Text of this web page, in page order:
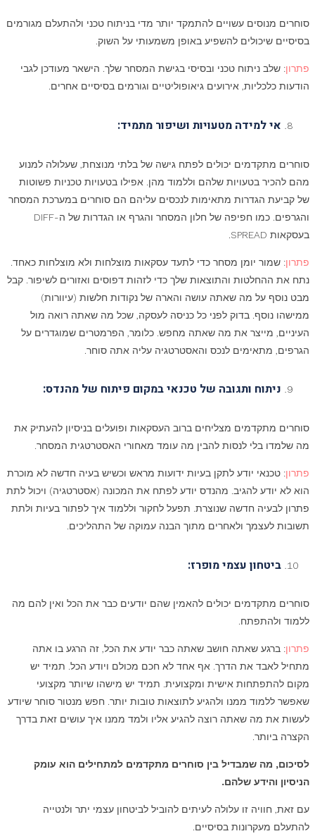
סוחרים מנוסים עשויים להתמקד יותר מדי בניתוח טכני ולהתעלם מגורמים
בסיסיים שיכולים להשפיע באופן משמעותי על השוק.
פתרון: שלב ניתוח טכני ובסיסי בגישת המסחר שלך. הישאר מעודכן לגבי
הודעות כלכליות, אירועים גיאופוליטיים וגורמים בסיסיים אחרים.
אי למידה מטעויות ושיפור מתמיד:
סוחרים מתקדמים יכולים לפתח גישה של בלתי מנוצחת, שעלולה למנוע
מהם להכיר בטעויות שלהם וללמוד מהן. אפילו בטעויות טכניות פשוטות
של קביעת הגדרות מתאימות לנכסים עליהם הם סוחרים במערכת המסחר
והגרפים. כמו חפיפה של חלון המסחר והגרף או הגדרות של ה-DIFF
בעסקאות SPREAD.
פתרון: שמור יומן מסחר כדי לתעד עסקאות מוצלחות ולא מוצלחות כאחד.
נתח את ההחלטות והתוצאות שלך כדי לזהות דפוסים ואזורים לשיפור. קבל
מבט נוסף על מה שאתה עושה והארה של נקודות חלשות (עיוורות)
ממישהו נוסף. בדוק לפני כל כניסה לעסקה, שכל מה שאתה רואה מול
העיניים, מייצר את מה שאתה מחפש. כלומר, הפרמטרים שמוגדרים על
הגרפים, מתאימים לנכס והאסטרטגיה עליה אתה סוחר.
ניתוח ותגובה של טכנאי במקום פיתוח של מהנדס:
סוחרים מתקדמים מצליחים ברוב העסקאות ופועלים בניסיון להעתיק את
מה שלמדו בלי לנסות להבין מה עומד מאחורי האסטרטגית המסחר.
פתרון: טכנאי יודע לתקן בעיות ידועות מראש וכשיש בעיה חדשה לא מוכרת
הוא לא יודע להגיב. מהנדס יודע לפתח את המכונה (אסטרטגיה) ויכול לתת
פתרון לבעיה חדשה שנוצרת. תפעל לחקור וללמוד איך לפתור בעיות ולתת
תשובות לעצמך ולאחרים מתוך הבנה עמוקה של התהליכים.
ביטחון עצמי מופרז:
סוחרים מתקדמים יכולים להאמין שהם יודעים כבר את הכל ואין להם מה
ללמוד ולהתפתח.
פתרון: ברגע שאתה חושב שאתה כבר יודע את הכל, זה הרגע בו אתה
מתחיל לאבד את הדרך. אף אחד לא חכם מכולם ויודע הכל. תמיד יש
מקום להתפתחות אישית ומקצועית. תמיד יש מישהו שיותר מקצועי
שאפשר ללמוד ממנו ולהגיע לתוצאות טובות יותר. חפש מנטור סוחר שיודע
לעשות את מה שאתה רוצה להגיע אליו ולמד ממנו איך עושים זאת בדרך
הקצרה ביותר.
לסיכום, מה שמבדיל בין סוחרים מתקדמים למתחילים הוא עומק
הניסיון והידע שלהם.
עם זאת, חוויה זו עלולה לעיתים להוביל לביטחון עצמי יתר ולנטייה
להתעלם מעקרונות בסיסיים.